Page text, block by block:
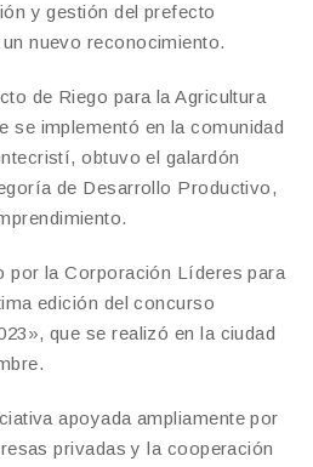
y gestión del prefecto
nuevo reconocimiento.
de Riego para la Agricultura
se implementó en la comunidad
obtuvo el galardón
de Desarrollo Productivo,
por la Corporación Líderes para
edición del concurso
que se realizó en la ciudad
apoyada ampliamente por
privadas y la cooperación